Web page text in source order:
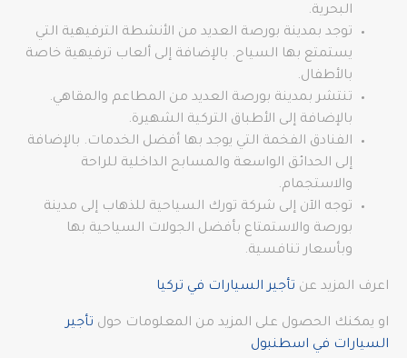
البحرية.
توجد بمدينة بورصة العديد من الأنشطة الترفيهية التي
يستمتع بها السياح. بالإضافة إلى ألعاب ترفيهية خاصة
بالأطفال.
تنتشر بمدينة بورصة العديد من المطاعم والمقاهي.
بالإضافة إلى الأطباق التركية الشهيرة.
الفنادق الفخمة التي يوجد بها أفضل الخدمات. بالإضافة
إلى الحدائق الواسعة والمسابح الداخلية للراحة
والاستجمام.
توجه الآن إلى شركة تورك السياحية للذهاب إلى مدينة
بورصة والاستمتاع بأفضل الجولات السياحية بها
وبأسعار تنافسية.
اعرف المزيد عن تأجير السيارات في تركيا
او يمكنك الحصول على المزيد من المعلومات حول تأجير
السيارات في اسطنبول